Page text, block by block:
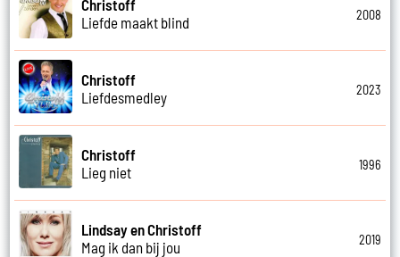
Christoff
Liefde maakt blind
2008
Christoff
Liefdesmedley
2023
Christoff
Lieg niet
1996
Lindsay en Christoff
Mag ik dan bij jou
2019